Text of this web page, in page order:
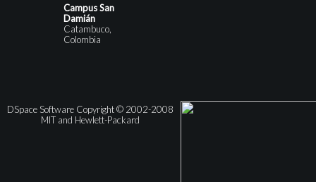
Campus San
Damián
Catambuco,
Colombia
DSpace Software Copyright © 2002-2008
MIT and Hewlett-Packard